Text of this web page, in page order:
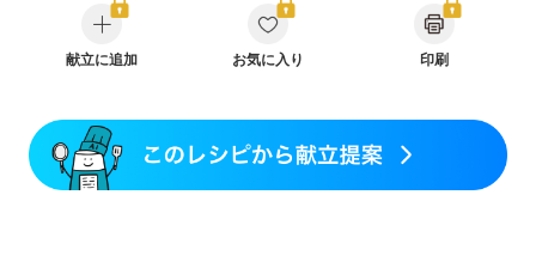
糖尿病性腎症（第３期）
CKD（ステージ１）
CKD（ステージ２）
CKD（ステージ３a）
乳がん（抗がん剤治療中）
乳がん（ホルモン療法中）
妊婦健診・体重増加が気になる（初期）
妊婦健診・血圧が気になる（初期）
妊婦健診・血糖値が気になる（初期）
献立に追加 お気に入り 印刷